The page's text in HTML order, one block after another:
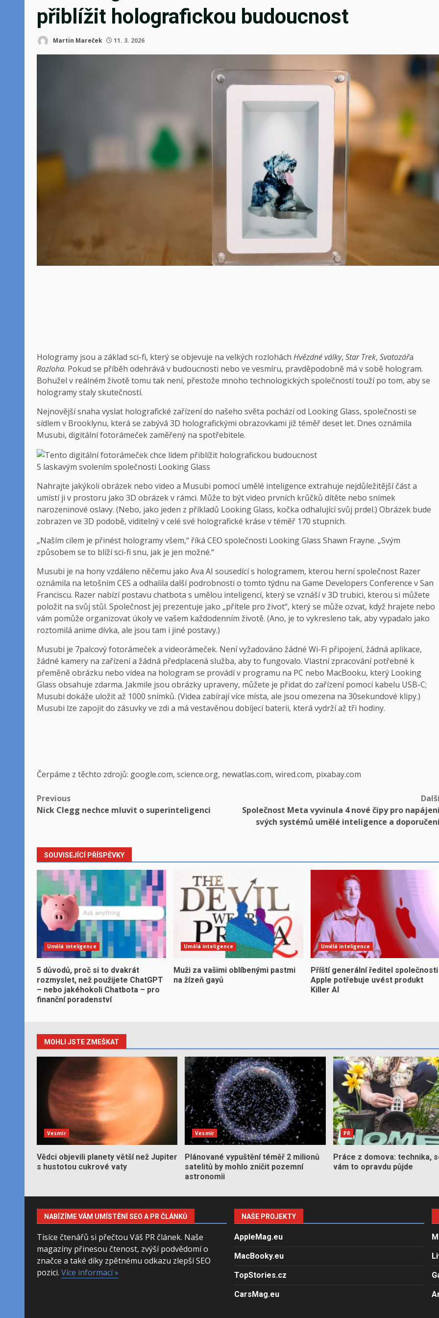
přiblížit holografickou budoucnost
Martin Mareček 11. 3. 2026
Hologramy jsou a základ sci-fi, který se objevuje na velkých rozlohách Hvězdné války, Star Trek, Svatozářa
Rozloha. Pokud se příběh odehrává v budoucnosti nebo ve vesmíru, pravděpodobně má v sobě hologram.
Bohužel v reálném životě tomu tak není, přestože mnoho technologických společností touží po tom, aby se
hologramy staly skutečností.
Nejnovější snaha vyslat holografické zařízení do našeho světa pochází od Looking Glass, společnosti se
sídlem v Brooklynu, která se zabývá 3D holografickými obrazovkami již téměř deset let. Dnes oznámila
Musubi, digitální fotorámeček zaměřený na spotřebitele.
S laskavým svolením společnosti Looking Glass
Nahrajte jakýkoli obrázek nebo video a Musubi pomocí umělé inteligence extrahuje nejdůležitější část a
umístí ji v prostoru jako 3D obrázek v rámci. Může to být video prvních krůčků dítěte nebo snímek
narozeninové oslavy. (Nebo, jako jeden z příkladů Looking Glass, kočka odhalující svůj prdel.) Obrázek bude
zobrazen ve 3D podobě, viditelný v celé své holografické kráse v téměř 170 stupních.
„Naším cílem je přinést hologramy všem,“ říká CEO společnosti Looking Glass Shawn Frayne. „Svým
způsobem se to blíží sci-fi snu, jak je jen možné.“
Musubi je na hony vzdáleno něčemu jako Ava AI sousedící s hologramem, kterou herní společnost Razer
oznámila na letošním CES a odhalila další podrobnosti o tomto týdnu na Game Developers Conference v San
Franciscu. Razer nabízí postavu chatbota s umělou inteligencí, který se vznáší v 3D trubici, kterou si můžete
položit na svůj stůl. Společnost jej prezentuje jako „přítele pro život“, který se může ozvat, když hrajete nebo
vám pomůže organizovat úkoly ve vašem každodenním životě. (Ano, je to vykresleno tak, aby vypadalo jako
roztomilá anime dívka, ale jsou tam i jiné postavy.)
Musubi je 7palcový fotorámeček a videorámeček. Není vyžadováno žádné Wi-Fi připojení, žádná aplikace,
žádné kamery na zařízení a žádná předplacená služba, aby to fungovalo. Vlastní zpracování potřebné k
přeměně obrázku nebo videa na hologram se provádí v programu na PC nebo MacBooku, který Looking
Glass obsahuje zdarma. Jakmile jsou obrázky upraveny, můžete je přidat do zařízení pomocí kabelu USB-C;
Musubi dokáže uložit až 1000 snímků. (Videa zabírají více místa, ale jsou omezena na 30sekundové klipy.)
Musubi lze zapojit do zásuvky ve zdi a má vestavěnou dobíjecí baterii, která vydrží až tři hodiny.
Čerpáme z těchto zdrojů: google.com, science.org, newatlas.com, wired.com, pixabay.com
Post
navigation
Previous
Nick Clegg nechce mluvit o superinteligenci
Společnost Meta vyvinula 4 nové čipy pro
svých systémů umělé inteligence a
SOUVISEJÍCÍ PŘÍSPĚVKY
Umělá inteligence
5 důvodů, proč si to dvakrát
rozmyslet, než použijete ChatGPT
– nebo jakéhokoli Chatbota – pro
finanční poradenství
Umělá inteligence
Muži za vašimi oblíbenými pastmi
na žízeň gayů
Umělá inteligence
Příští generální ředitel společnosti
Apple potřebuje uvést produkt
Killer AI
MOHLI JSTE ZMEŠKAT
Vesmír
Vědci objevili planety větší než Jupiter
s hustotou cukrové vaty
Vesmír
Plánované vypuštění téměř 2 milionů
satelitů by mohlo zničit pozemní
astronomii
PR
Práce z domova: technika,
vám to opravdu půjde
NABÍZÍME VÁM UMÍSTĚNÍ SEO A PR ČLÁNKŮ
Tisíce čtenářů si přečtou Váš PR článek. Naše
magazíny přinesou čtenost, zvýší podvědomí o
značce a také díky zpětnému odkazu zlepší SEO
pozici. Více informací »
NAŠE PROJEKTY
AppleMag.eu
MacBooky.eu
TopStories.cz
CarsMag.eu